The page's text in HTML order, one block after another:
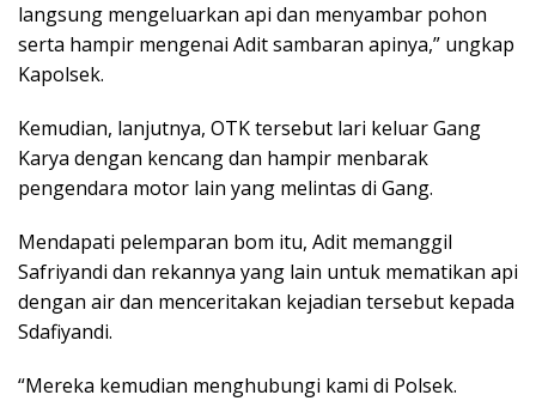
langsung mengeluarkan api dan menyambar pohon
serta hampir mengenai Adit sambaran apinya,” ungkap
Kapolsek.
Kemudian, lanjutnya, OTK tersebut lari keluar Gang
Karya dengan kencang dan hampir menbarak
pengendara motor lain yang melintas di Gang.
Mendapati pelemparan bom itu, Adit memanggil
Safriyandi dan rekannya yang lain untuk mematikan api
dengan air dan menceritakan kejadian tersebut kepada
Sdafiyandi.
“Mereka kemudian menghubungi kami di Polsek.